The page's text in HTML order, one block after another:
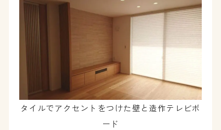
タイルでアクセントをつけた壁と造作テレビボ
ード